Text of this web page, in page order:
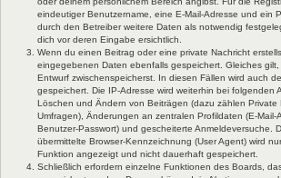
eindeutiger Benutzername, eine E-Mail-Adresse und ein
durch den Betreiber weitere Daten als notwendig
dich vor deren Eingabe ersichtlich.
Wenn du einen Beitrag oder eine private Nachricht
eingegebenen Daten ebenfalls gespeichert. Gleiches
Entwurf zwischenspeicherst. In diesen Fällen wird auch
gespeichert. Die IP-Adresse wird weiterhin bei folgenden
Löschen und Ändern von Beiträgen (dazu zählen Private
Umfragen), Änderungen an zentralen Profildaten (E-Mail-
Benutzer-Passwort) und gescheiterte Anmeldeversuche.
übermittelte Browser-Kennzeichnung (User Agent) wird
Funktion angezeigt und nicht dauerhaft gespeichert.
Schließlich erfordern einzelne Funktionen des Boards,